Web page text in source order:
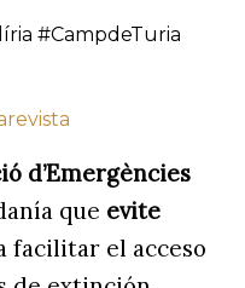
#CampdeTuria
d’Emergències
que evite
facilitar el acceso